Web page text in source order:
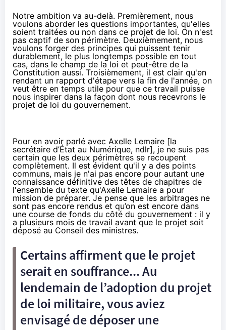
Notre ambition va au-delà. Premièrement, nous
voulons aborder les questions importantes, qu'elles
soient traitées ou non dans ce projet de loi. On n'est
pas captif de son périmètre. Deuxièmement, nous
voulons forger des principes qui puissent tenir
durablement, le plus longtemps possible en tout
cas, dans le champ de la loi et peut-être de la
Constitution aussi. Troisièmement, il est clair qu'en
rendant un rapport d'étape vers la fin de l'année, on
veut être en temps utile pour que ce travail puisse
nous inspirer dans la façon dont nous recevrons le
projet de loi du gouvernement.
Pour en avoir parlé avec Axelle Lemaire [la
secrétaire d’État au Numérique, ndlr], je ne suis pas
certain que les deux périmètres se recoupent
complètement. Il est évident qu'il y a des points
communs, mais je n'ai pas encore pour autant une
connaissance définitive des têtes de chapitres de
l'ensemble du texte qu'Axelle Lemaire a pour
mission de préparer. Je pense que les arbitrages ne
sont pas encore rendus et qu’on est encore dans
une course de fonds du côté du gouvernement : il y
a plusieurs mois de travail avant que le projet soit
déposé au Conseil des ministres.
Certains affirment que le projet
serait en souffrance... Au
lendemain de l’adoption du projet
de loi militaire, vous aviez
envisagé de déposer une